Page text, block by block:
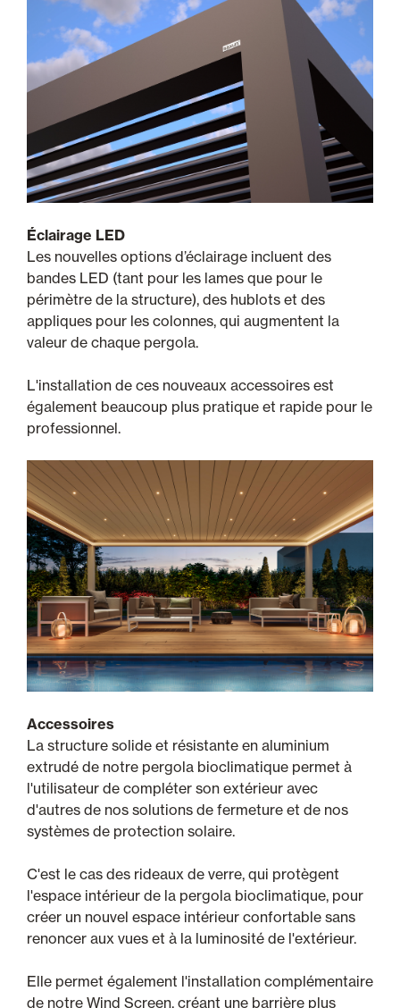
Éclairage LED
Les nouvelles options d’éclairage incluent des
bandes LED (tant pour les lames que pour le
périmètre de la structure), des hublots et des
appliques pour les colonnes, qui augmentent la
valeur de chaque pergola.
L'installation de ces nouveaux accessoires est
également beaucoup plus pratique et rapide pour le
professionnel.
Accessoires
La structure solide et résistante en aluminium
extrudé de notre pergola bioclimatique permet à
l'utilisateur de compléter son extérieur avec
d'autres de nos solutions de fermeture et de nos
systèmes de protection solaire.
C'est le cas des rideaux de verre, qui protègent
l'espace intérieur de la pergola bioclimatique, pour
créer un nouvel espace intérieur confortable sans
renoncer aux vues et à la luminosité de l'extérieur.
Elle permet également l'installation complémentaire
de notre Wind Screen, créant une barrière plus